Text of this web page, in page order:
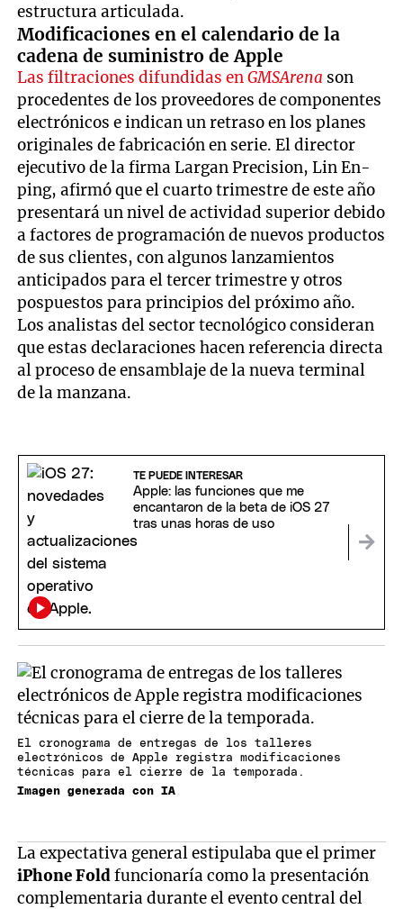
estructura articulada.
Modificaciones en el calendario de la
cadena de suministro de Apple
Las filtraciones difundidas enGMSArena son
procedentes de los proveedores de componentes
electrónicos e indican un retraso en los planes
originales de fabricación en serie. El director
ejecutivo de la firma Largan Precision, Lin En-
ping, afirmó que el cuarto trimestre de este año
presentará un nivel de actividad superior debido
a factores de programación de nuevos productos
de sus clientes, con algunos lanzamientos
anticipados para el tercer trimestre y otros
pospuestos para principios del próximo año.
Los analistas del sector tecnológico consideran
que estas declaraciones hacen referencia directa
al proceso de ensamblaje de la nueva terminal
de la manzana.
TE PUEDE INTERESAR
Apple: las funciones que me
encantaron de la beta de iOS 27
tras unas horas de uso
El cronograma de entregas de los talleres
electrónicos de Apple registra modificaciones
técnicas para el cierre de la temporada.
Imagen generada con IA
La expectativa general estipulaba que el primer
iPhone Foldfuncionaría como la presentación
complementaria durante el evento central del